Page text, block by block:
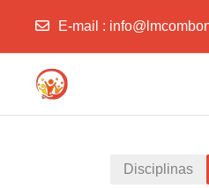
E-mail :
Disciplinas